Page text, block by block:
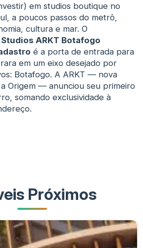
em studios boutique no
a poucos passos do metrô,
cultura e mar. O
ARKT Botafogo
é a porta de entrada para
em um eixo desejado por
Botafogo. A ARKT — nova
Origem — anunciou seu primeiro
somando exclusividade à
Próximos